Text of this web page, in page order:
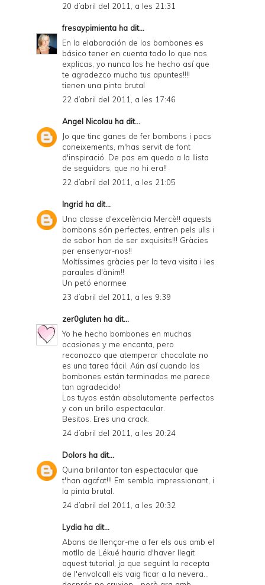
20 d’abril del 2011, a les 21:31
fresaypimienta ha dit...
En la elaboración de los bombones es
básico tener en cuenta todo lo que nos
explicas, yo nunca los he hecho así que
te agradezco mucho tus apuntes!!!!
tienen una pinta brutal
22 d’abril del 2011, a les 17:46
Angel Nicolau ha dit...
Jo que tinc ganes de fer bombons i pocs
coneixements, m'has servit de font
d'inspiració. De pas em quedo a la llista
de seguidors, que no hi era!!
22 d’abril del 2011, a les 21:05
Ingrid ha dit...
Una classe d'excelència Mercè!! aquests
bombons són perfectes, entren pels ulls i
de sabor han de ser exquisits!!! Gràcies
per ensenyar-nos!!
Moltíssimes gràcies per la teva visita i les
paraules d'ànim!!
Un petó enormee
23 d’abril del 2011, a les 9:39
zer0gluten ha dit...
Yo he hecho bombones en muchas
ocasiones y me encanta, pero
reconozco que atemperar chocolate no
es una tarea fácil. Aún así cuando los
bombones están terminados me parece
tan agradecido!
Los tuyos están absolutamente perfectos
y con un brillo espectacular.
Besitos. Eres una crack.
24 d’abril del 2011, a les 20:24
Dolors ha dit...
Quina brillantor tan espectacular que
t'han agafat!!! Em sembla impressionant, i
la pinta brutal.
24 d’abril del 2011, a les 20:32
Lydia ha dit...
Abans de llençar-me a fer els ous amb el
motllo de Lékué hauria d'haver llegit
aquest tutorial, ja que seguint la recepta
de l'envolcall els vaig ficar a la nevera...